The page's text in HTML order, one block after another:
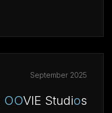
September 2025
OOVIE Studios